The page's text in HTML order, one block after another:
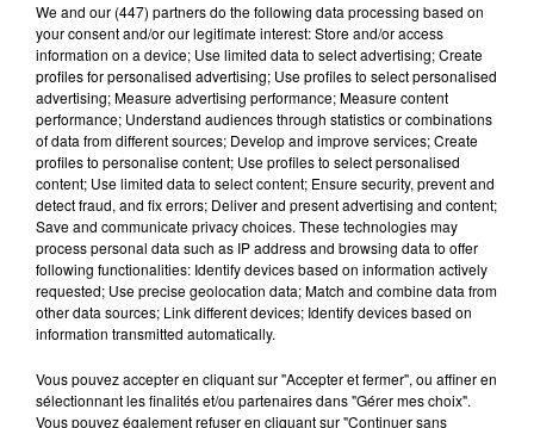
Cet élément est masqué compte-tenu du refus du
dépôt de cookies que vous avez exprimé. Si vous
souhaitez l'afficher, merci de nous donner votre accord
en cliquant sur le bouton ci-dessous.
Afficher l'élément
DesignOlivier Varma
We and our (447) partnersdo the following data processing based on
your consent and/or our legitimate interest: Store and/or access
information on a device; Use limited data to select advertising; Create
profiles for personalised advertising; Use profiles to select personalised
advertising; Measure advertising performance; Measure content
performance; Understand audiences through statistics or combinations
of data from different sources; Develop and improve services; Create
profiles to personalise content; Use profiles to select personalised
content; Use limited data to select content; Ensure security, prevent and
detect fraud, and fix errors; Deliver and present advertising and content;
Save and communicate privacy choices. These technologies may
process personal data such as IP address and browsing data to offer
following functionalities: Identify devices based on information actively
requested; Use precise geolocation data; Match and combine data from
other data sources; Link different devices; Identify devices based on
information transmitted automatically.
Vous pouvez accepter en cliquant sur "Accepter et fermer", ou affiner en
sélectionnant les finalités et/ou partenaires dans "Gérer mes choix".
Vous pouvez également refuser en cliquant sur "Continuer sans